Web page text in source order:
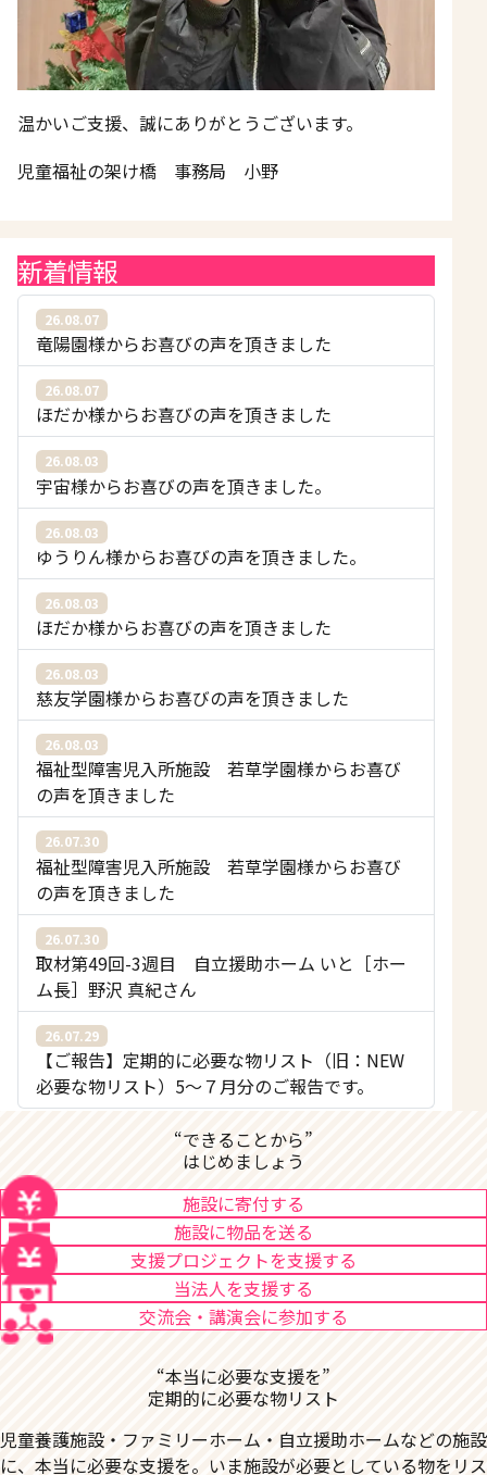
温かいご支援、誠にありがとうございます。
児童福祉の架け橋 事務局 小野
新着情報
26.08.07
竜陽園様からお喜びの声を頂きました
26.08.07
ほだか様からお喜びの声を頂きました
26.08.03
宇宙様からお喜びの声を頂きました。
26.08.03
ゆうりん様からお喜びの声を頂きました。
26.08.03
ほだか様からお喜びの声を頂きました
26.08.03
慈友学園様からお喜びの声を頂きました
26.08.03
福祉型障害児入所施設 若草学園様からお喜び
の声を頂きました
26.07.30
福祉型障害児入所施設 若草学園様からお喜び
の声を頂きました
26.07.30
取材第49回-3週目 自立援助ホーム いと［ホー
ム長］野沢 真紀さん
26.07.29
【ご報告】定期的に必要な物リスト（旧：NEW
必要な物リスト）5〜７月分のご報告です。
“できることから”
はじめましょう
施設に寄付する
施設に物品を送る
支援プロジェクトを支援する
当法人を支援する
交流会・講演会に参加する
“本当に必要な支援を”
定期的に必要な物リスト
児童養護施設・ファミリーホーム・自立援助ホームなどの施設
に、本当に必要な支援を。いま施設が必要としている物をリス